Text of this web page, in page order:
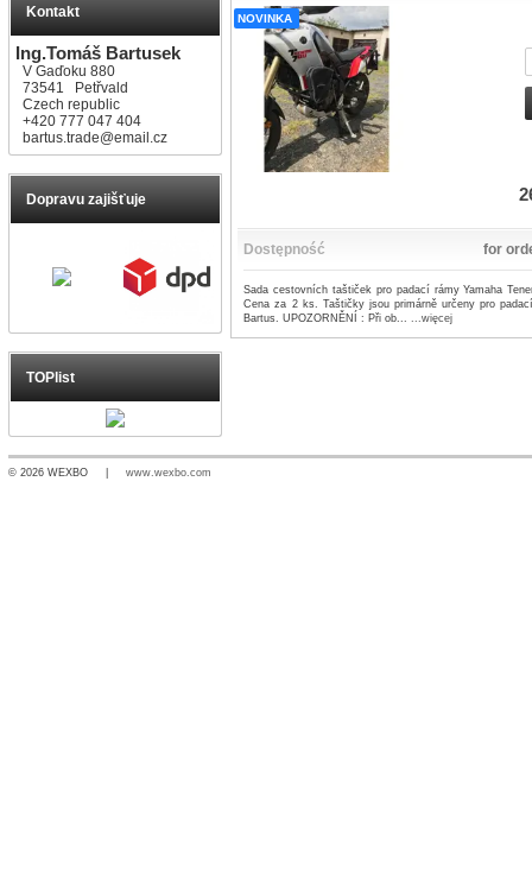
Kontakt
Ing.Tomáš Bartusek
V Gaďoku 880
73541 Petřvald
Czech republic
+420 777 047 404
bartus.trade@email.cz
Dopravu zajišťuje
TOPlist
NOVINKA
Dostępność for
Sada cestovních taštiček pro padací rámy Yamaha
Cena za 2 ks. Taštičky jsou primárně určeny pro
Bartus. UPOZORNĚNÍ : Při ob......więcej
© 2026 WEXBO | www.wexbo.com